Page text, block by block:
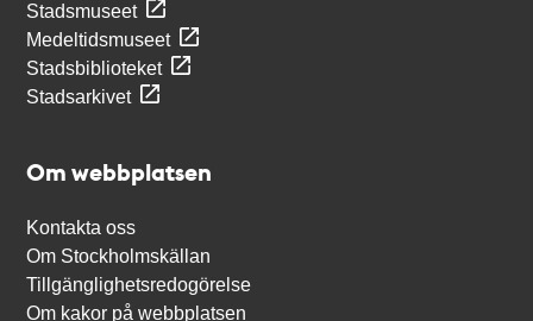
Stadsmuseet
Medeltidsmuseet
Stadsbiblioteket
Stadsarkivet
Om webbplatsen
Kontakta oss
Om Stockholmskällan
Tillgänglighetsredogörelse
Om kakor på webbplatsen